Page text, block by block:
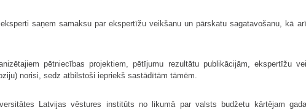
saņem samaksu par ekspertīžu veikšanu un pārskatu sagatavošanu, kā
pētniecības projektiem, pētījumu rezultātu publikācijām, ekspertīžu
norisi, sedz atbilstoši iepriekš sastādītām tāmēm.
Latvijas vēstures institūts no likumā par valsts budžetu kārtējam